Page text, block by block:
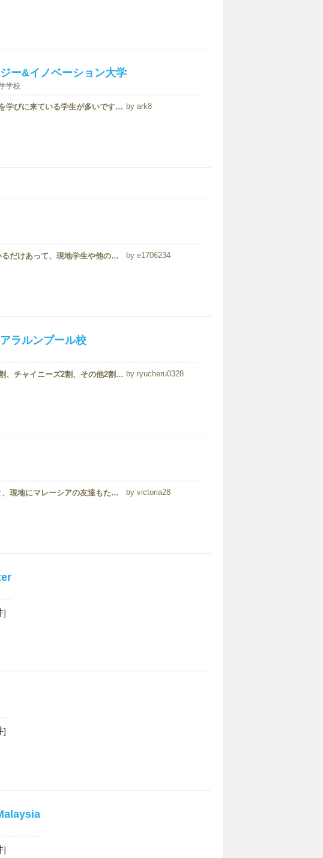
ー&イノベーション大学
学校
世界100ヵ国以上からIT、工学、ビジネスなどを学びに来ている学生が多いです。2017年現在、日本人は30名ほど在籍しています。異文化交流が盛んに行われていて、自分の好きな国のクラブ活動や各国の伝統的なダンスや料理を楽しむこともできま... ark8
マレーシアで最も権威のある大学と言われているだけあって、現地学生や他の国からの留学生の勉学に対する意識はとても高いです。学生の国籍の割合としては、アジアが８割を占めており、２割が他の地域からの学生といったところでしょうか。欧米やヨーロ... e1706234
ラルンプール校
日本人は少なくアラブ人が多い印象。アラブ6割、チャイニーズ2割、その他2割とゆう感じ。生徒の中では授業料が高いとゆう声が多かった。日本人は現地駐在員妻がほとんど。お国柄的に全体的に緩いのでしっかり勉強したい方には不向き。 ryucheru0328
私にとっては２回目の留学で、物価も安いこと、現地にマレーシアの友達もたくさんいることからマレーシアにし、この学校を選びました。日本人がとても多く、クラスの半分以上は日本人でした。日本人と中東の方がほとんどでした。私は日本人が少ない環境... victoria28
]
]
]